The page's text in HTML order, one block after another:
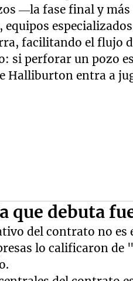
—la fase final y
equipos
facilitando el flujo
si perforar un pozo
Halliburton entra a
que debuta
del contrato no
lo calificaron